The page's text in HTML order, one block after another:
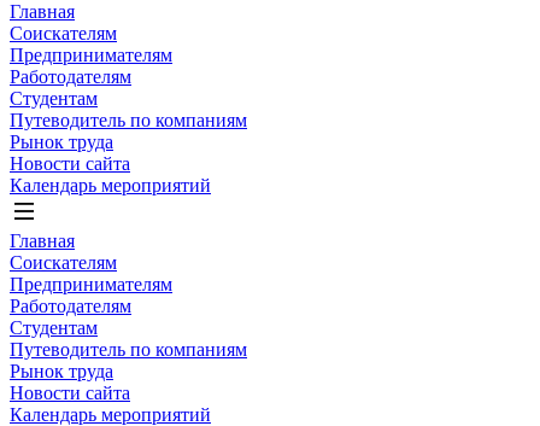
Главная
Соискателям
Предпринимателям
Работодателям
Студентам
Путеводитель по компаниям
Рынок труда
Новости сайта
Календарь мероприятий
Главная
Соискателям
Предпринимателям
Работодателям
Студентам
Путеводитель по компаниям
Рынок труда
Новости сайта
Календарь мероприятий